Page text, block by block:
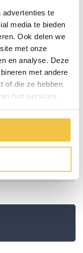
advertenties te
media te bieden
Ook delen we
met onze
en analyse. Deze
met andere
of die ze hebben
hun services.
Wit
Kunststof
13 cm
die op de
cm
Stuk